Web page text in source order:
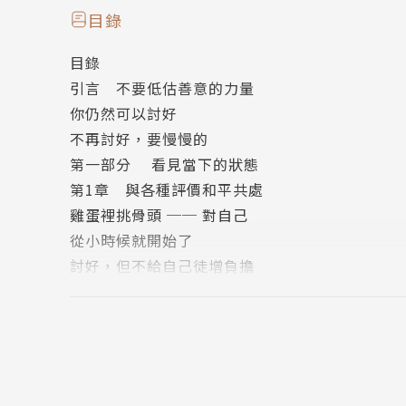
你覺得你是一個善良的人嗎？不用辛苦地活在
越讓自己幸福，你就會越使別人高興。
教育博士麥克運用其教育背景，將探討使人陷
視自我價值，改善我們與人連結的方式，藉此建
看見五種社交需求，打破討好慣性：
◎關係裡的許願池，有求必應──怕拒絕
從來不提出要求，就不會有被拒絕的問題，然
求。（第4章）
目錄
目錄
引言 不要低估善意的力量
你仍然可以討好
不再討好，要慢慢的
第一部分 看見當下的狀態
第1章 與各種評價和平共處
雞蛋裡挑骨頭 ── 對自己
從小時候就開始了
討好，但不給自己徒增負擔